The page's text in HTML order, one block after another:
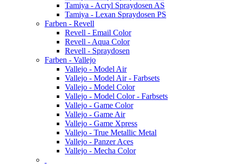
Tamiya - Acryl Spraydosen AS
Tamiya - Lexan Spraydosen PS
Farben - Revell
Revell - Email Color
Revell - Aqua Color
Revell - Spraydosen
Farben - Vallejo
Vallejo - Model Air
Vallejo - Model Air - Farbsets
Vallejo - Model Color
Vallejo - Model Color - Farbsets
Vallejo - Game Color
Vallejo - Game Air
Vallejo - Game Xpress
Vallejo - True Metallic Metal
Vallejo - Panzer Aces
Vallejo - Mecha Color